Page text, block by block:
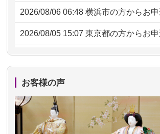
2026/08/06 06:48 横浜市の方からお
2026/08/05 15:07 東京都の方からお
2026/08/05 11:33 神奈川の方からお
2026/08/04 17:34
2026/08/04 15:40 千葉県の方からお
2026/08/04 14:04 東京都の方からお申
お客様の声